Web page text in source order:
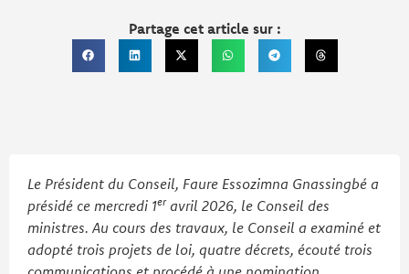
Partage cet article sur :
Le Président du Conseil, Faure Essozimna Gnassingbé a
présidé ce mercredi 1eravril 2026, le Conseil des
ministres. Au cours des travaux, le Conseil a examiné et
adopté trois projets de loi, quatre décrets, écouté trois